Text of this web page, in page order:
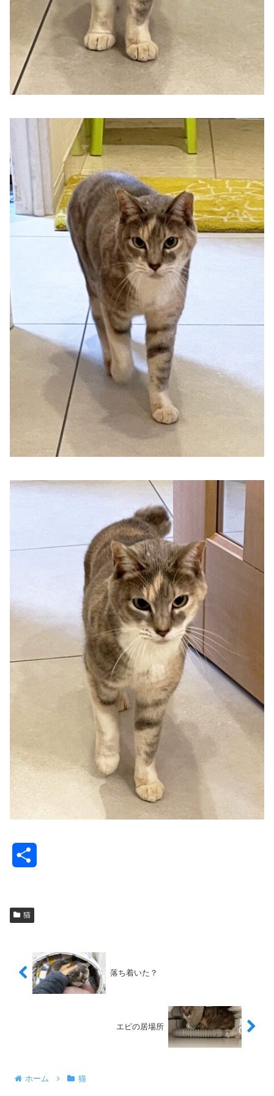
猫
落ち着いた？
エピの居場所
ホーム 猫